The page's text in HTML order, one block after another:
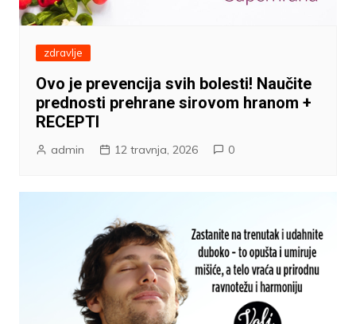
zdravlje
Ovo je prevencija svih bolesti! Naučite
prednosti prehrane sirovom hranom +
RECEPTI
admin 12 travnja, 2026 0